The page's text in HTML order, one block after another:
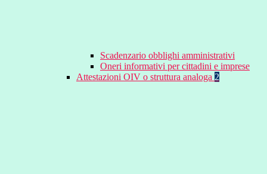
Scadenzario obblighi amministrativi
Oneri informativi per cittadini e imprese
Attestazioni OIV o struttura analoga 2